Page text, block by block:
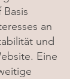
an
und
Eine